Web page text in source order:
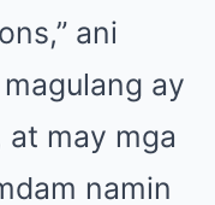
ani
ay
at may mga
namin